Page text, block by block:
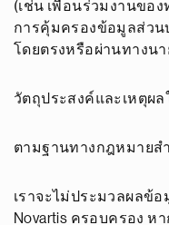
(เช่น เพื่อนร่วมงานขอ
การคุ้มครองข้อมูลส่ว
โดยตรงหรือผ่านทางนา
วัตถุประสงค์และเหตุผ
ตามฐานทางกฎหมายส
เราจะไม่ประมวลผลข้
Novartis ครอบครอง ห